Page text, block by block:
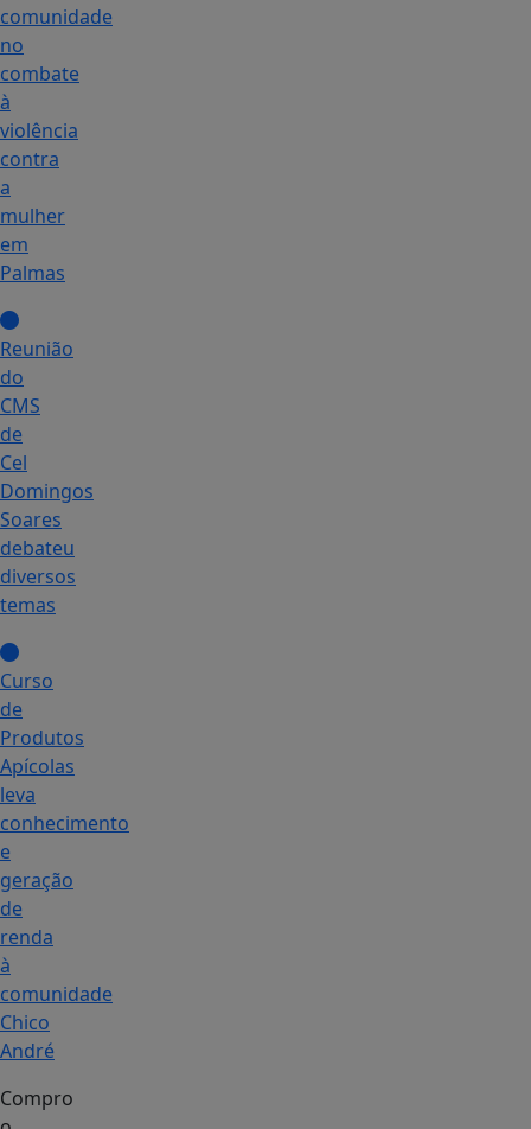
comunidade
no
combate
à
violência
contra
a
mulher
em
Palmas
Reunião
do
CMS
de
Cel
Domingos
Soares
debateu
diversos
temas
Curso
de
Produtos
Apícolas
leva
conhecimento
e
geração
de
renda
à
comunidade
Chico
André
Compro